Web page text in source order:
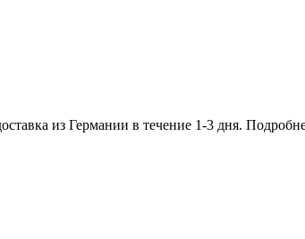
из Германии в течение 1-3 дня.